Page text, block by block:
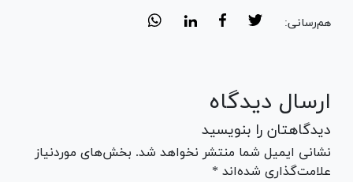
هم‌رسانی:
ارسال دیدگاه
دیدگاهتان را بنویسید
نشانی ایمیل شما منتشر نخواهد شد. بخش‌های موردنیاز
علامت‌گذاری شده‌اند *